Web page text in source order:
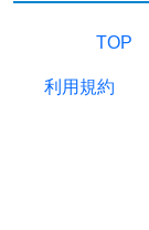
TOP
利用規約